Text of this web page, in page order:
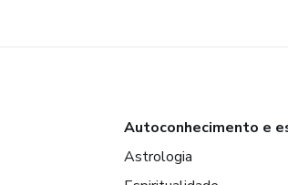
Autoconhecimento e
Astrologia